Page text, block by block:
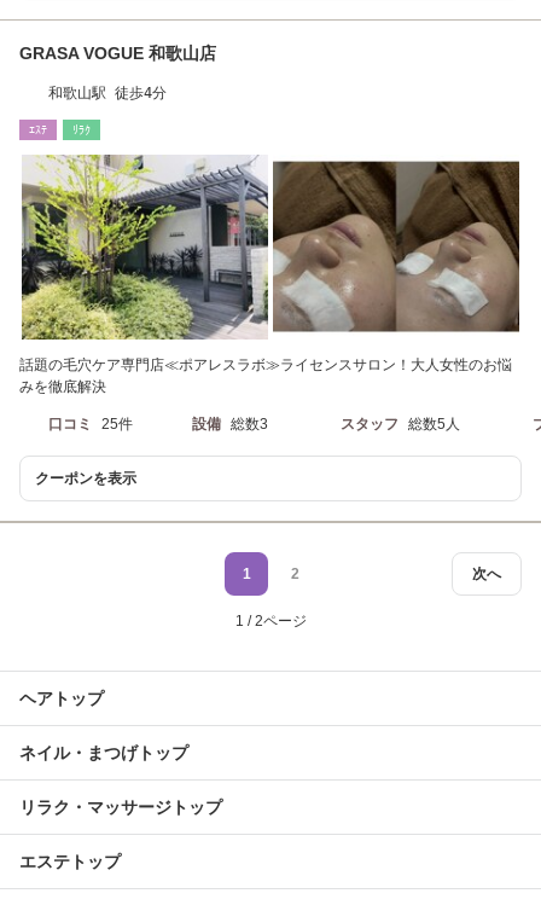
GRASA VOGUE 和歌山店
和歌山駅 徒歩4分
ｴｽﾃ ﾘﾗｸ
話題の毛穴ケア専門店≪ポアレスラボ≫ライセンスサロン！大人女性のお悩
みを徹底解決
口コミ 25件 設備 総数3 スタッフ 総数5人
クーポンを表示
次へ
1 2
1 / 2ページ
ヘアトップ
ネイル・まつげトップ
リラク・マッサージトップ
エステトップ